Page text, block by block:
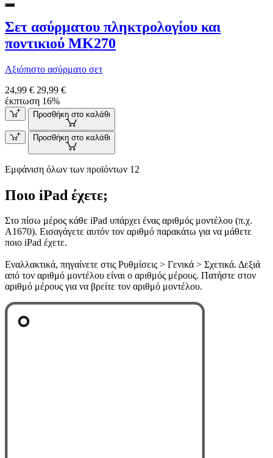
Σετ ασύρματου πληκτρολογίου και
ποντικιού MK270
Αξιόπιστο ασύρματο σετ
24,99 € 29,99 €
έκπτωση 16%
Προσθήκη στο καλάθι
Προσθήκη στο καλάθι
Εμφάνιση όλων των προϊόντων 12
Ποιο iPad έχετε;
Στο πίσω μέρος κάθε iPad υπάρχει ένας αριθμός μοντέλου (π.χ.
A1670). Εισαγάγετε αυτόν τον αριθμό παρακάτω για να μάθετε
ποιο iPad έχετε.
Εναλλακτικά, πηγαίνετε στις Ρυθμίσεις > Γενικά > Σχετικά. Δεξιά
από τον αριθμό μοντέλου είναι ο αριθμός μέρους. Πατήστε στον
αριθμό μέρους για να βρείτε τον αριθμό μοντέλου.